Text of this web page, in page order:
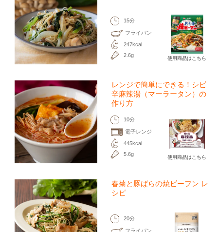
15分
フライパン
247kcal
2.6g
使用商品はこちら
レンジで簡単にできる！シビ
辛麻辣湯（マーラータン）の
作り方
10分
電子レンジ
445kcal
5.6g
使用商品はこちら
春菊と豚ばらの焼ビーフン レ
シピ
20分
フライパン